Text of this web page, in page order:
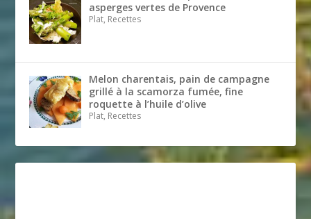
asperges vertes de Provence
Plat, Recettes
Melon charentais, pain de campagne
grillé à la scamorza fumée, fine
roquette à l’huile d’olive
Plat, Recettes